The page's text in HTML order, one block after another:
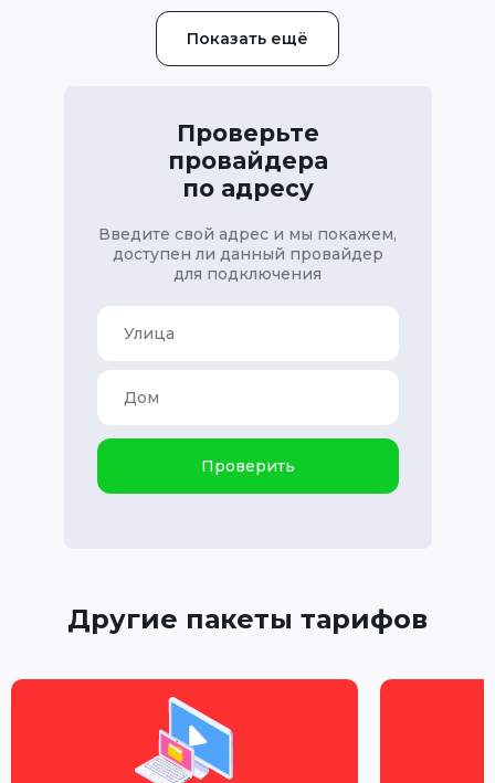
Показать ещё
Проверьте
провайдера
по адресу
Введите свой адрес и мы покажем,
доступен ли данный провайдер
для подключения
Проверить
Другие пакеты тарифов